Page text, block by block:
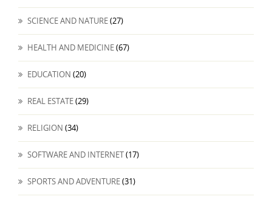
SCIENCE AND NATURE(27)
HEALTH AND MEDICINE(67)
EDUCATION (20)
REAL ESTATE(29)
RELIGION (34)
SOFTWARE AND INTERNET(17)
SPORTS AND ADVENTURE(31)